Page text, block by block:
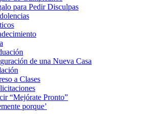
para Pedir Disculpas
de una Nueva Casa
a Clases
“Mejórate Pronto”
porque’